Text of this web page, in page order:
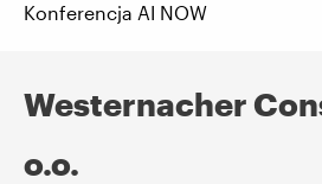
Konferencja AI NOW
Westernacher
o.o.